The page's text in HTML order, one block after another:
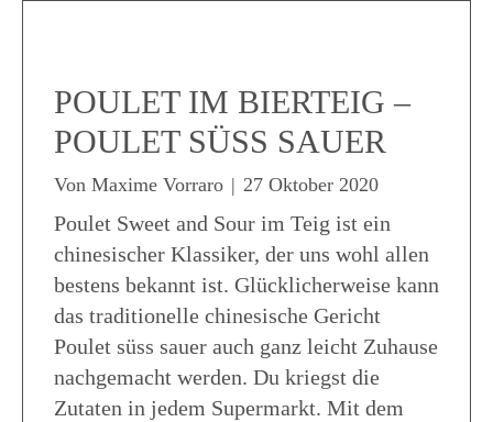
POULET IM BIERTEIG –
POULET SÜSS SAUER
Von Maxime Vorraro | 27 Oktober 2020
Poulet Sweet and Sour im Teig ist ein
chinesischer Klassiker, der uns wohl allen
bestens bekannt ist. Glücklicherweise kann
das traditionelle chinesische Gericht
Poulet süss sauer auch ganz leicht Zuhause
nachgemacht werden. Du kriegst die
Zutaten in jedem Supermarkt. Mit dem